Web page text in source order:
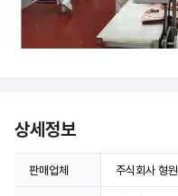
상세정보
판매업체 주식회사 형원